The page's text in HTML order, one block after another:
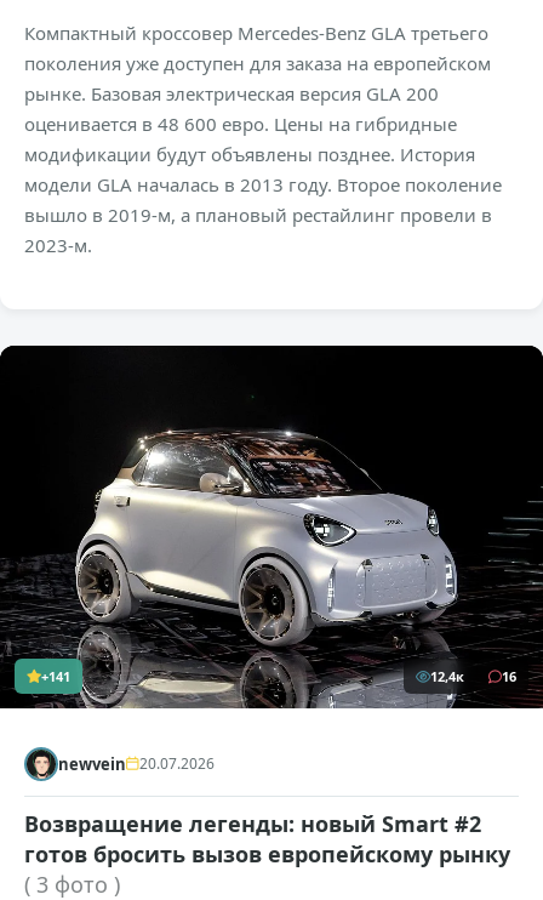
Компактный кроссовер Mercedes-Benz GLA третьего
поколения уже доступен для заказа на европейском
рынке. Базовая электрическая версия GLA 200
оценивается в 48 600 евро. Цены на гибридные
модификации будут объявлены позднее. История
модели GLA началась в 2013 году. Второе поколение
вышло в 2019-м, а плановый рестайлинг провели в
2023-м.
+141 12,4к 16
newvein 20.07.2026
Возвращение легенды: новый Smart #2
готов бросить вызов европейскому рынку
( 3 фото )